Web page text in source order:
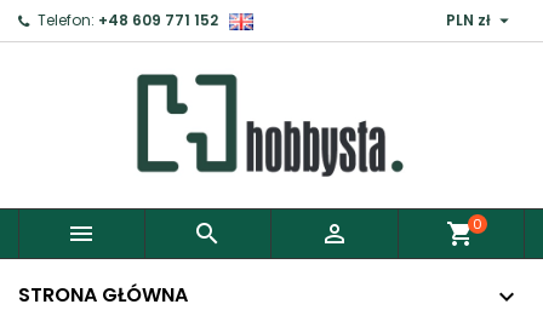
Telefon: +48 609 771 152 PLN zł 
   shopping_cart0
STRONA GŁÓWNA